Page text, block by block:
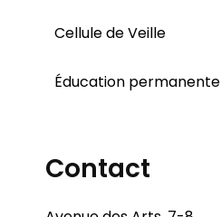
Cellule de Veille
Éducation permanente
Contact